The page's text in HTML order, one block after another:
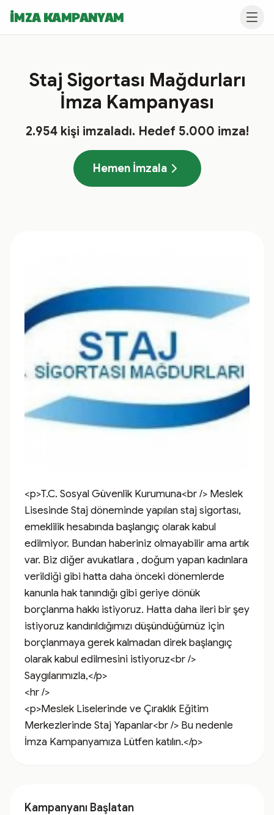
İMZA KAMPANYAM
Staj Sigortası Mağdurları
İmza Kampanyası
2.954kişi imzaladı. Hedef 5.000 imza!
Hemen İmzala
<p>T.C. Sosyal Güvenlik Kurumuna<br /> Meslek
Lisesinde Staj döneminde yapılan staj sigortası,
emeklilik hesabında başlangıç olarak kabul
edilmiyor. Bundan haberiniz olmayabilir ama artık
var. Biz diğer avukatlara , doğum yapan kadınlara
verildiği gibi hatta daha önceki dönemlerde
kanunla hak tanındığı gibi geriye dönük
borçlanma hakkı istiyoruz. Hatta daha ileri bir şey
istiyoruz kandırıldığımızı düşündüğümüz için
borçlanmaya gerek kalmadan direk başlangıç
olarak kabul edilmesini istiyoruz<br />
Saygılarımızla,</p>
<hr />
<p>Meslek Liselerinde ve Çıraklık Eğitim
Merkezlerinde Staj Yapanlar<br /> Bu nedenle
İmza Kampanyamıza Lütfen katılın.</p>
Kampanyanı Başlatan